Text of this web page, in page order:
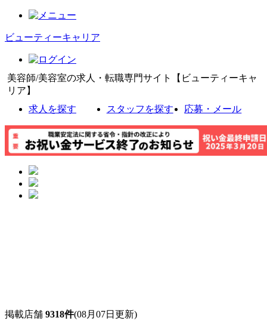
ビューティーキャリア
美容師/美容室の求人・転職専門サイト【ビューティーキャ
リア】
求人を探す
スタッフを探す 応募・メール
掲載店舗 9318件(08月07日更新)